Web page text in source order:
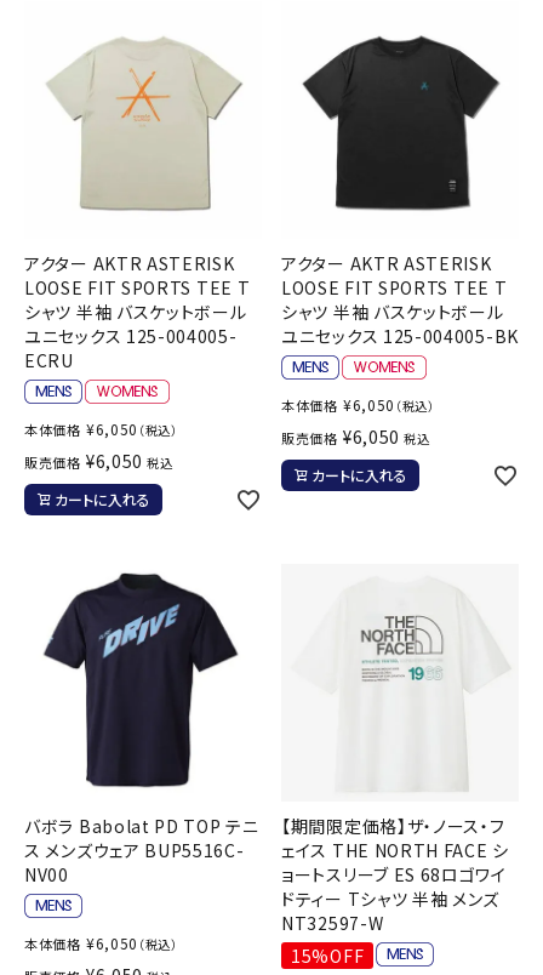
アクター AKTR ASTERISK
LOOSE FIT SPORTS TEE T
シャツ 半袖 バスケットボール
ユニセックス 125-004005-
ECRU
本体価格 ¥6,050 （税込）
販売価格 ¥6,050 税込
カートに入れる
アクター AKTR ASTERISK
LOOSE FIT SPORTS TEE T
シャツ 半袖 バスケットボール
ユニセックス 125-004005-BK
本体価格 ¥6,050 （税込）
販売価格 ¥6,050 税込
カートに入れる
バボラ Babolat PD TOP テニ
ス メンズウェア BUP5516C-
NV00
本体価格 ¥6,050 （税込）
【期間限定価格】ザ・ノース・フ
ェイス THE NORTH FACE シ
ョートスリーブ ES 68ロゴワイ
ドティー Tシャツ 半袖 メンズ
NT32597-W
15%OFF